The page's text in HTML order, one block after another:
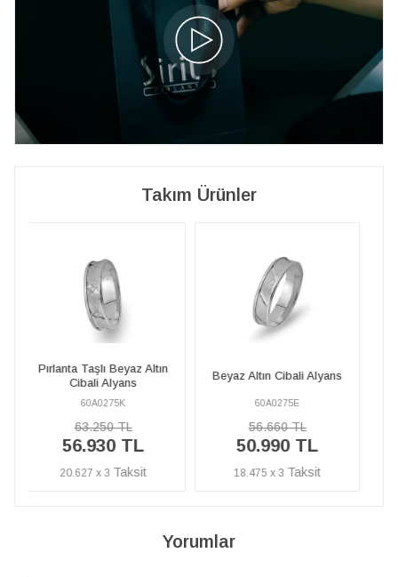
Takım Ürünler
Beyaz Altın Cibali Alyans
60A0275E
56.660 TL
50.990 TL
18.475 x 3
Pırlanta Taşlı Beyaz Altın
Cibali Alyans
60A0275K
63.250 TL
56.930 TL
20.627 x 3
Yorumlar